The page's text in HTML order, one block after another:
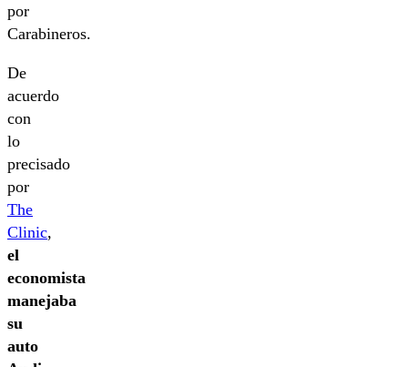
por
Carabineros.
De
acuerdo
con
lo
precisado
por
The
Clinic,
el
economista
manejaba
su
auto